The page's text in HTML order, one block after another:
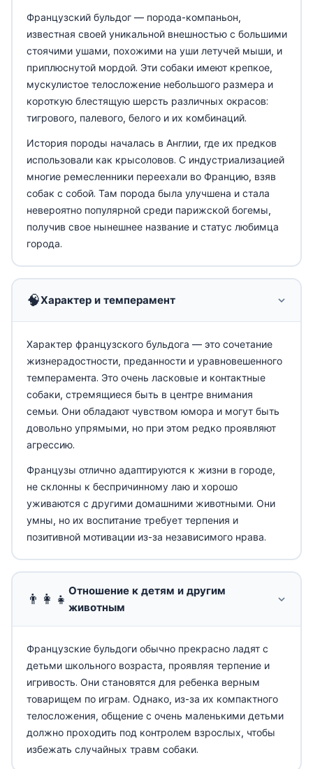
Французский бульдог — порода-компаньон,
известная своей уникальной внешностью с большими
стоячими ушами, похожими на уши летучей мыши, и
приплюснутой мордой. Эти собаки имеют крепкое,
мускулистое телосложение небольшого размера и
короткую блестящую шерсть различных окрасов:
тигрового, палевого, белого и их комбинаций.
История породы началась в Англии, где их предков
использовали как крысоловов. С индустриализацией
многие ремесленники переехали во Францию, взяв
собак с собой. Там порода была улучшена и стала
невероятно популярной среди парижской богемы,
получив свое нынешнее название и статус любимца
города.
🧠Характер и темперамент
Характер французского бульдога — это сочетание
жизнерадостности, преданности и уравновешенного
темперамента. Это очень ласковые и контактные
собаки, стремящиеся быть в центре внимания
семьи. Они обладают чувством юмора и могут быть
довольно упрямыми, но при этом редко проявляют
агрессию.
Французы отлично адаптируются к жизни в городе,
не склонны к беспричинному лаю и хорошо
уживаются с другими домашними животными. Они
умны, но их воспитание требует терпения и
позитивной мотивации из-за независимого нрава.
👨‍👩‍👧
Отношение к детям и другим
животным
Французские бульдоги обычно прекрасно ладят с
детьми школьного возраста, проявляя терпение и
игривость. Они становятся для ребенка верным
товарищем по играм. Однако, из-за их компактного
телосложения, общение с очень маленькими детьми
должно проходить под контролем взрослых, чтобы
избежать случайных травм собаки.